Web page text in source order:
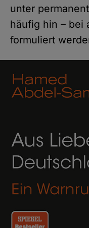
unter
häufig hin – bei
formuliert